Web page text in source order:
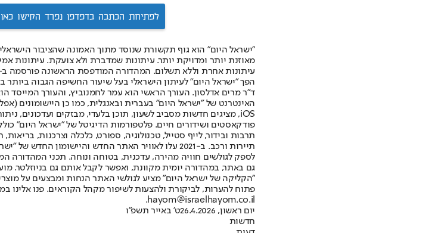
לפתיחת הכתבה בדפדפן נפרד הקישו כאן